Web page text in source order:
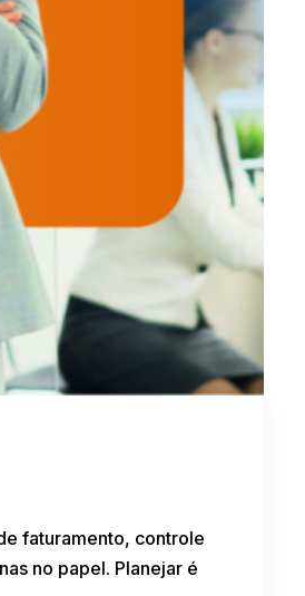
faturamento, controle
no papel. Planejar é